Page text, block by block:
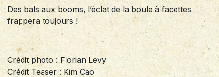
Des bals aux booms, l’éclat de la boule à facettes
frappera toujours !
Crédit photo : Florian Levy
Crédit Teaser : Kim Cao